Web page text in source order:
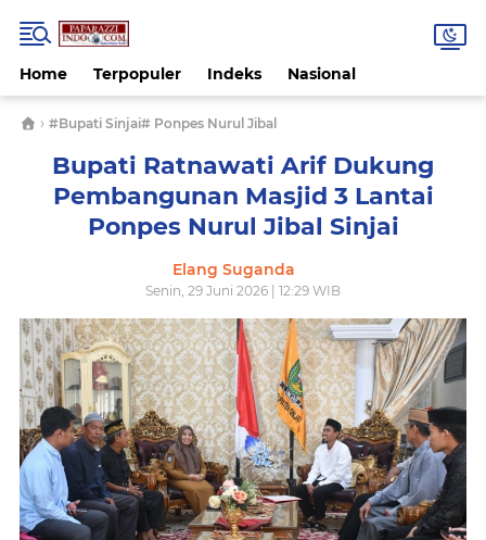
Home Terpopuler Indeks Nasional
› #Bupati Sinjai# Ponpes Nurul Jibal
Bupati Ratnawati Arif Dukung
Pembangunan Masjid 3 Lantai
Ponpes Nurul Jibal Sinjai
Elang Suganda
Senin, 29 Juni 2026 | 12:29 WIB